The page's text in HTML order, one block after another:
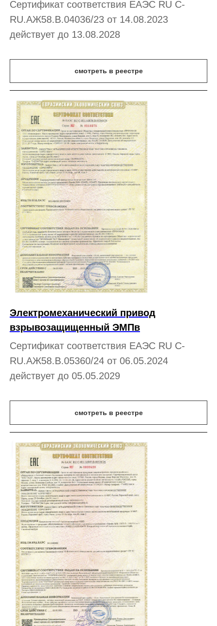
Сертификат соответствия ЕАЭС RU С-
RU.АЖ58.В.04036/23 от 14.08.2023
действует до 13.08.2028
смотреть в реестре
Электромеханический привод
взрывозащищенный ЭМПв
Сертификат соответствия ЕАЭС RU С-
RU.АЖ58.В.05360/24 от 06.05.2024
действует до 05.05.2029
смотреть в реестре